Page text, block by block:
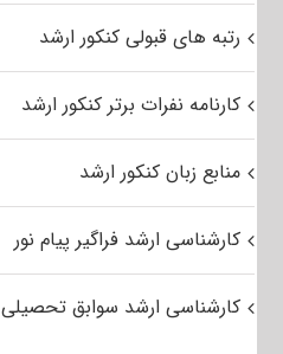
رتبه های قبولی کنکور ارشد
کارنامه نفرات برتر کنکور ارشد
منابع زبان کنکور ارشد
کارشناسی ارشد فراگیر پیام نور
کارشناسی ارشد سوابق تحصیلی